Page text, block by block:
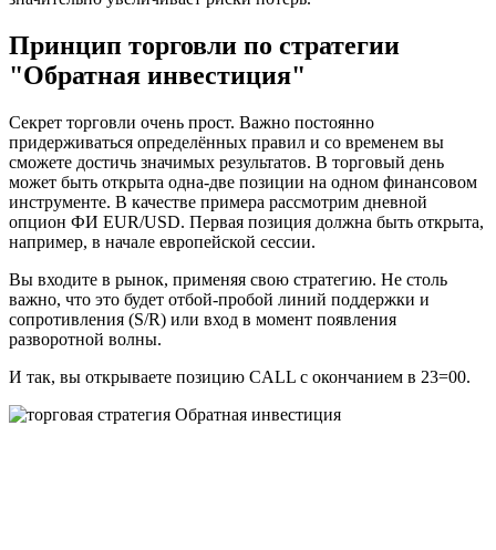
Принцип торговли по стратегии
"Обратная инвестиция"
Секрет торговли очень прост. Важно постоянно
придерживаться определённых правил и со временем вы
сможете достичь значимых результатов. В торговый день
может быть открыта одна-две позиции на одном финансовом
инструменте. В качестве примера рассмотрим дневной
опцион ФИ EUR/USD. Первая позиция должна быть открыта,
например, в начале европейской сессии.
Вы входите в рынок, применяя свою стратегию. Не столь
важно, что это будет отбой-пробой линий поддержки и
сопротивления (S/R) или вход в момент появления
разворотной волны.
И так, вы открываете позицию CALL с окончанием в 23=00.